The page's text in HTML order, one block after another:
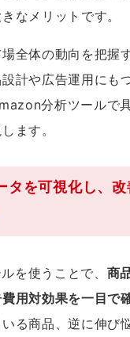
なメリットです。
全体の動向を把握
計や広告運用にも
分析ツールで
ます。
タを可視化し、改
を使うことで、 商
用対効果を一目で
る商品、逆に伸び